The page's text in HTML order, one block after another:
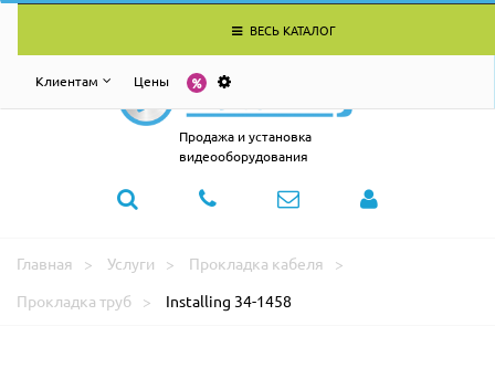
ВЕСЬ КАТАЛОГ
Клиентам Цены
Продажа и установка
видеооборудования
Главная Услуги
Прокладка кабеля
Прокладка труб
Installing 34-1458